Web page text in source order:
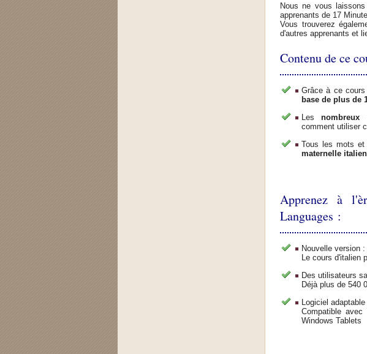
Nous ne vous
apprenants de 17
Vous trouverez
d'autres apprenants et
Contenu de ce
Grâce à ce
base de plus de
Lesnombreux
comment utiliser
Tous les mots
maternelle
Apprenez à
Languages :
Nouvelle version :
Le cours d'italien
Des utilisateurs
Déjà plus de 540
Logiciel
Compatible
Windows Tablets